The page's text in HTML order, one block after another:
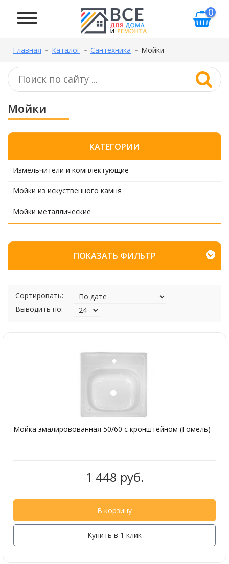
0
Главная Каталог Сантехника Мойки
Мойки
КАТЕГОРИИ
Измельчители и комплектующие
Мойки из искуственного камня
Мойки металлические
ПОКАЗАТЬ ФИЛЬТР
Сортировать:
Выводить по:
Мойка эмалировованная 50/60 с кронштейном (Гомель)
1 448 руб.
В корзину
Купить в 1 клик